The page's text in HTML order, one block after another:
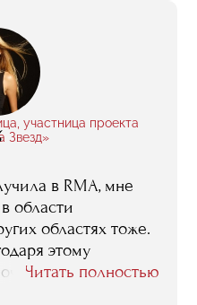
спортивного
ознакомиться с
он провел в
участница проекта
Звезд»
в RMA, мне
области
областях тоже.
этому
четкое
Читать полностью